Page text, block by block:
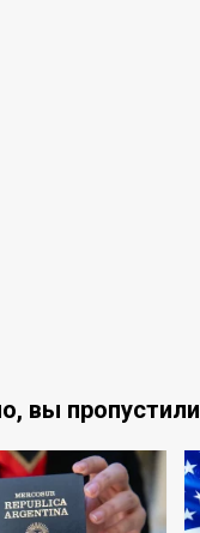
вы пропустили